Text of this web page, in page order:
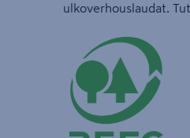
ulkoverhouslaudat.